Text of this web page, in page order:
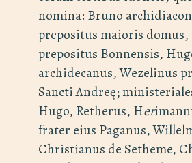
nomina: Bruno
prepositus maioris domus,
prepositus Bonnensis,
archidecanus, Wezelinus
Sancti Andreę;
Hugo, Retherus, Her
frater eius Paganus,
Christianus de Setheme,